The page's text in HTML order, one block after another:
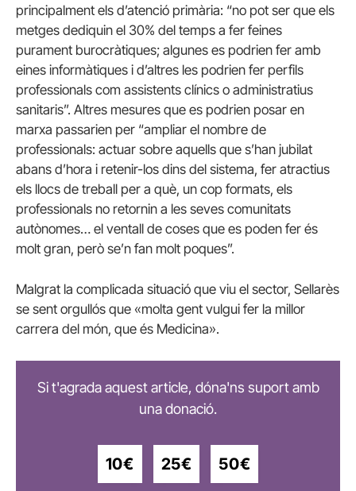
principalment els d’atenció primària: “no pot ser que els
metges dediquin el 30% del temps a fer feines
purament burocràtiques; algunes es podrien fer amb
eines informàtiques i d’altres les podrien fer perfils
professionals com assistents clínics o administratius
sanitaris”. Altres mesures que es podrien posar en
marxa passarien per “ampliar el nombre de
professionals: actuar sobre aquells que s’han jubilat
abans d’hora i retenir-los dins del sistema, fer atractius
els llocs de treball per a què, un cop formats, els
professionals no retornin a les seves comunitats
autònomes… el ventall de coses que es poden fer és
molt gran, però se’n fan molt poques”.
Malgrat la complicada situació que viu el sector, Sellarès
se sent orgullós que «molta gent vulgui fer la millor
carrera del món, que és Medicina».
Si t'agrada aquest article, dóna'ns suport amb
una donació.
10€ 25€ 50€